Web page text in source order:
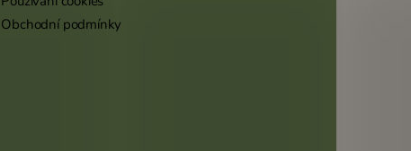
Obchodní podmínky